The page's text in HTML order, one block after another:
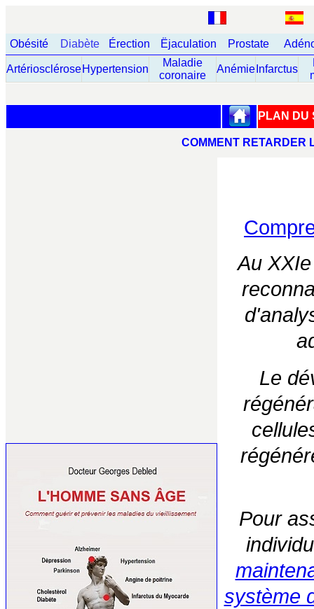
Obésité Diabète Érection Ëjaculation Prostate
ArtérioscléroseHypertension
Maladie
coronaire
Anémie Infarctus
PLAN DU
COMMENT
Au
Le
Pour
système